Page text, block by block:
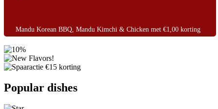
Mandu Korean BBQ, Mandu Kimchi & Chicken met €1,00 korting
Popular dishes